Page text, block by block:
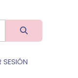
SESIÓN